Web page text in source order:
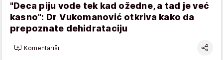
"Deca piju vode tek kad ožedne, a tad je već
kasno": Dr Vukomanović otkriva kako da
prepoznate dehidrataciju
Komentariši